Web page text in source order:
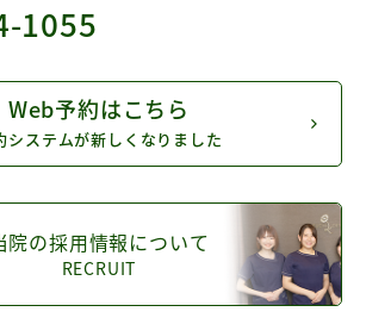
1055
Web予約はこちら
システムが新しくなりました
院の採用情報について
RECRUIT